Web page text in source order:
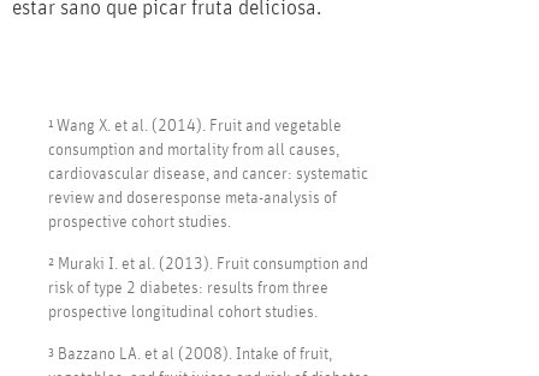
estar sano que picar fruta deliciosa.
¹ Wang X. et al. (2014). Fruit and vegetable
consumption and mortality from all causes,
cardiovascular disease, and cancer: systematic
review and doseresponse meta-analysis of
prospective cohort studies.
² Muraki I. et al. (2013). Fruit consumption and
risk of type 2 diabetes: results from three
prospective longitudinal cohort studies.
³ Bazzano LA. et al (2008). Intake of fruit,